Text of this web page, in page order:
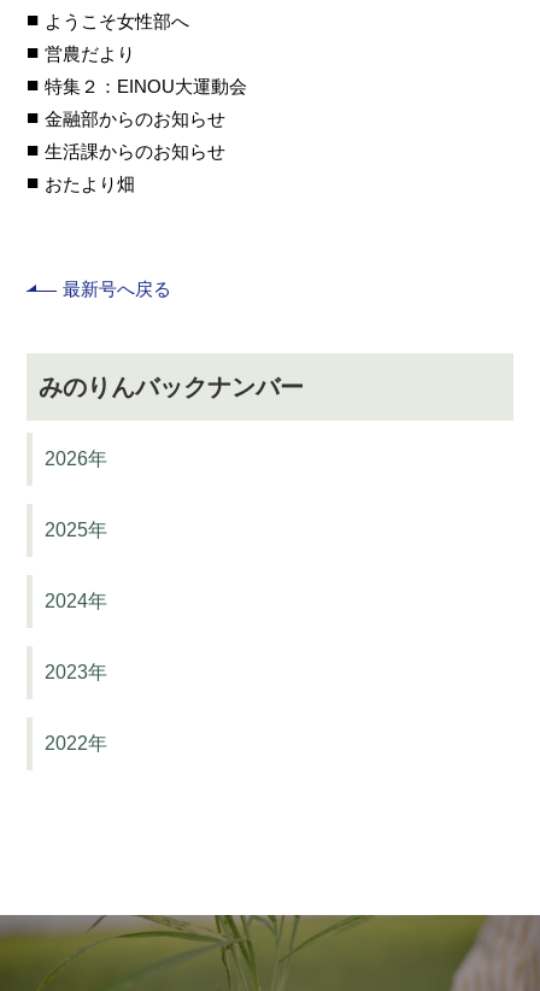
ようこそ女性部へ
営農だより
特集２：EINOU大運動会
金融部からのお知らせ
生活課からのお知らせ
おたより畑
最新号へ戻る
みのりんバックナンバー
2026年
2025年
2024年
2023年
2022年